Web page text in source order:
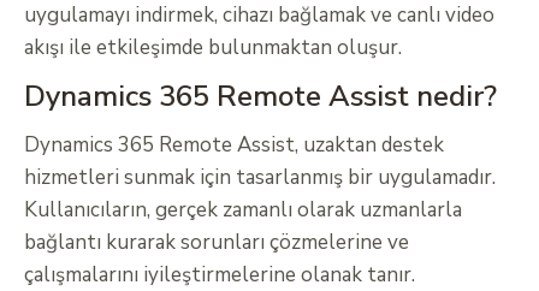
uygulamayı indirmek, cihazı bağlamak ve canlı video
akışı ile etkileşimde bulunmaktan oluşur.
Dynamics 365 Remote Assist nedir?
Dynamics 365 Remote Assist, uzaktan destek
hizmetleri sunmak için tasarlanmış bir uygulamadır.
Kullanıcıların, gerçek zamanlı olarak uzmanlarla
bağlantı kurarak sorunları çözmelerine ve
çalışmalarını iyileştirmelerine olanak tanır.